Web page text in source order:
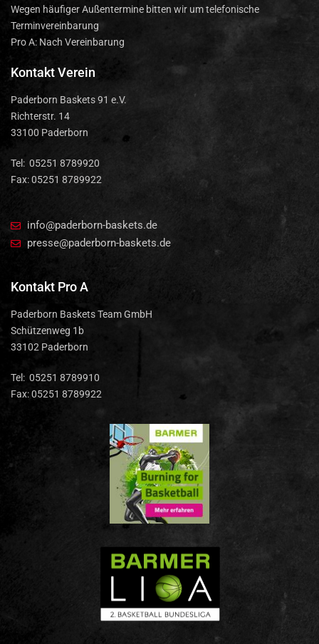
Wegen häufiger Außentermine bitten wir um telefonische
Terminvereinbarung
Pro A: Nach Vereinbarung
Kontakt Verein
Paderborn Baskets 91 e.V.
Richterstr. 14
33100 Paderborn
Tel: 05251 8789920
Fax: 05251 8789922
info@paderborn-baskets.de
presse@paderborn-baskets.de
Kontakt Pro A
Paderborn Baskets Team GmbH
Schützenweg 1b
33102 Paderborn
Tel: 05251 8789910
Fax: 05251 8789922